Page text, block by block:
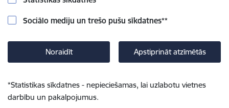
Sociālo mediju un trešo pušu sīkdatnes**
Noraidīt Apstiprināt atzīmētās
*Statistikas sīkdatnes - nepieciešamas, lai uzlabotu vietnes
darbību un pakalpojumus.